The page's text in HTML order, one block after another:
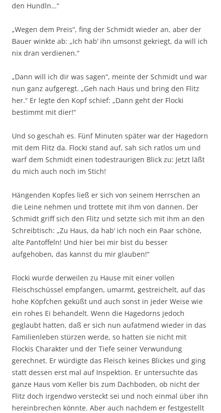
den Hundln…“
„Wegen dem Preis“, fing der Schmidt wieder an, aber der
Bauer winkte ab: „Ich hab‘ ihn umsonst gekriegt, da will ich
nix dran verdienen.“
„Dann will ich dir was sagen“, meinte der Schmidt und war
nun ganz aufgeregt. „Geh nach Haus und bring den Flitz
her.“ Er legte den Kopf schief: „Dann geht der Flocki
bestimmt mit dier!“
Und so geschah es. Fünf Minuten später war der Hagedorn
mit dem Flitz da. Flocki stand auf, sah sich ratlos um und
warf dem Schmidt einen todestraurigen Blick zu: Jetzt läßt
du mich auch noch im Stich!
Hängenden Kopfes ließ er sich von seinem Herrschen an
die Leine nehmen und trottete mit ihm von dannen. Der
Schmidt griff sich den Flitz und setzte sich mit ihm an den
Schreibtisch: „Zu Haus, da hab‘ ich noch ein Paar schöne,
alte Pantoffeln! Und hier bei mir bist du besser
aufgehoben, das kannst du mir glauben!“
Flocki wurde derweilen zu Hause mit einer vollen
Fleischschüssel empfangen, umarmt, gestreichelt, auf das
hohe Köpfchen geküßt und auch sonst in jeder Weise wie
ein rohes Ei behandelt. Wenn die Hagedorns jedoch
geglaubt hatten, daß er sich nun aufatmend wieder in das
Familienleben stürzen werde, so hatten sie nicht mit
Flockis Charakter und der Tiefe seiner Verwundung
gerechnet. Er würdigte das Fleisch keines Blickes und ging
statt dessen erst mal auf Inspektion. Er untersuchte das
ganze Haus vom Keller bis zum Dachboden, ob nicht der
Flitz doch irgendwo versteckt sei und noch einmal über ihn
hereinbrechen könnte. Aber auch nachdem er festgestellt